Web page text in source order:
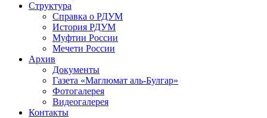
Структура
Справка о РДУМ
История РДУМ
Муфтии России
Мечети России
Архив
Документы
Газета «Маглюмат аль-Булгар»
Фотогалерея
Видеогалерея
Контакты